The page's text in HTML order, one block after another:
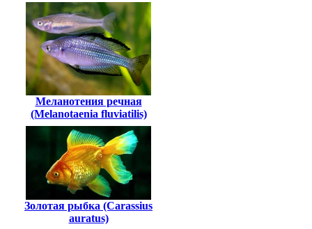
Меланотения речная
(Melanotaenia fluviatilis)
Золотая рыбка (Carassius
auratus)